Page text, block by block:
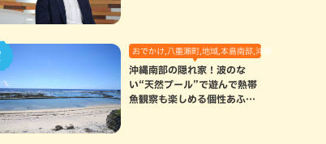
おでかけ,八重瀬町,地域,本島南部,沖縄の海,自然
沖縄南部の隠れ家！波のな
い“天然プール”で遊んで熱帯
魚観察も楽しめる個性あふれ